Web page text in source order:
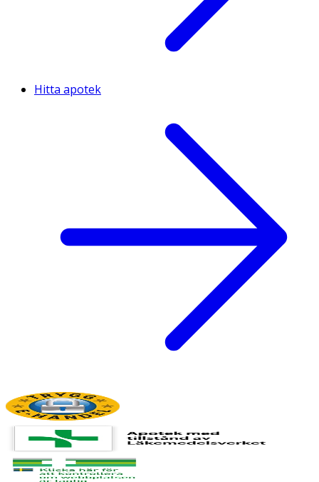
Hitta apotek